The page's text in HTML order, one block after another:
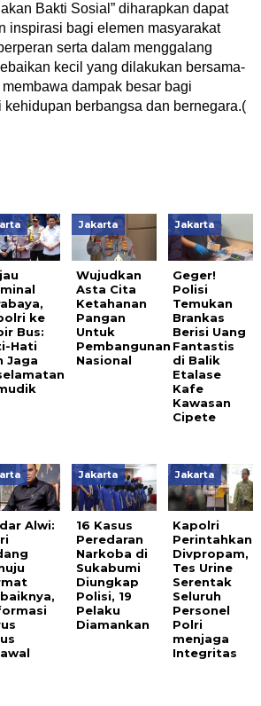
Bakti Sosial” diharapkan dapat
inspirasi bagi elemen masyarakat
serta dalam menggalang
kecil yang dilakukan bersama-
dampak besar bagi
kehidupan berbangsa dan bernegara.(
ke
Bus:
Hati
Jaga
Jakarta
Wujudkan
Asta Cita
Ketahanan
Pangan
Untuk
Pembangunan
Nasional
Jakarta
Geger!
Polisi
Temukan
Brankas
Berisi Uang
Fantastis
di Balik
Etalase
Kafe
Kawasan
Cipete
Alwi:
Jakarta
16 Kasus
Peredaran
Narkoba di
Sukabumi
Diungkap
Polisi, 19
Pelaku
Diamankan
Jakarta
Kapolri
Perintahkan
Divpropam,
Tes Urine
Serentak
Seluruh
Personel
Polri
menjaga
Integritas